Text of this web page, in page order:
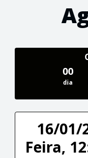
00
dia
16/01/
Feira,